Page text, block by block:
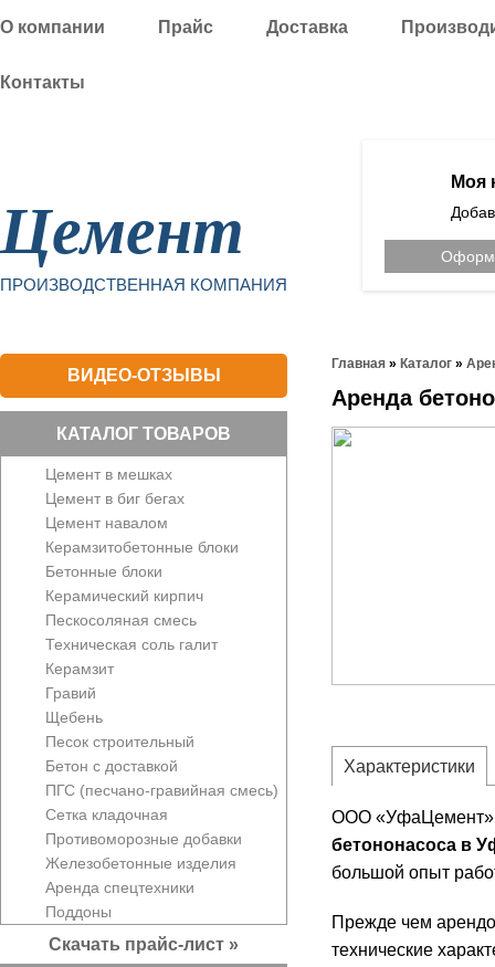
О компании Прайс Доставка
Контакты
Цемент
ПРОИЗВОДСТВЕННАЯ КОМПАНИЯ
Моя
ВИДЕО-ОТЗЫВЫ
КАТАЛОГ ТОВАРОВ
Цемент в мешках
Цемент в биг бегах
Цемент навалом
Керамзитобетонные блоки
Бетонные блоки
Керамический кирпич
Пескосоляная смесь
Техническая соль галит
Керамзит
Гравий
Щебень
Песок строительный
Бетон с доставкой
ПГС (песчано-гравийная смесь)
Сетка кладочная
Противоморозные добавки
Железобетонные изделия
Аренда спецтехники
Поддоны
Скачать прайс-лист »
Главная » Каталог »
Аренда
Характеристики
ООО «УфаЦемент»
бетононасоса в
большой опыт
Прежде чем
технические